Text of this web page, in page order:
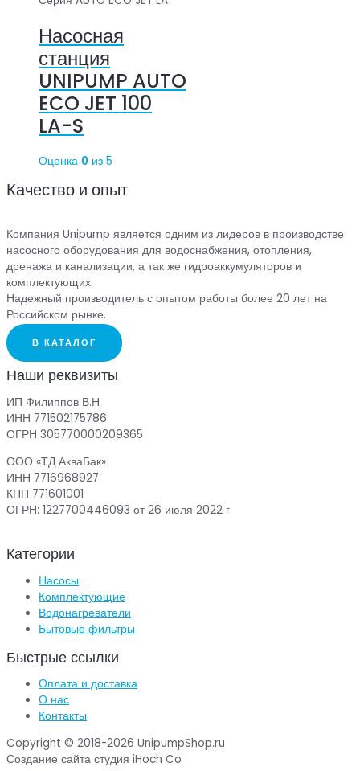
Насосная
станция
UNIPUMP AUTO
ECO JET 100
LA-S
Оценка 0 из 5
Качество и опыт
Компания Unipump является одним из лидеров в производстве
насосного оборудования для водоснабжения, отопления,
дренажа и канализации, а так же гидроаккумуляторов и
комплектующих.
Надежный производитель с опытом работы более 20 лет на
Российском рынке.
В КАТАЛОГ
Наши реквизиты
ИП Филиппов В.Н
ИНН 771502175786
ОГРН 305770000209365
ООО «ТД АкваБак»
ИНН 7716968927
КПП 771601001
ОГРН: 1227700446093 от 26 июля 2022 г.
Категории
Насосы
Комплектующие
Водонагреватели
Бытовые фильтры
Быстрые ссылки
Оплата и доставка
О нас
Контакты
Copyright © 2018-2026 UnipumpShop.ru
Создание сайта студия iHoch Co